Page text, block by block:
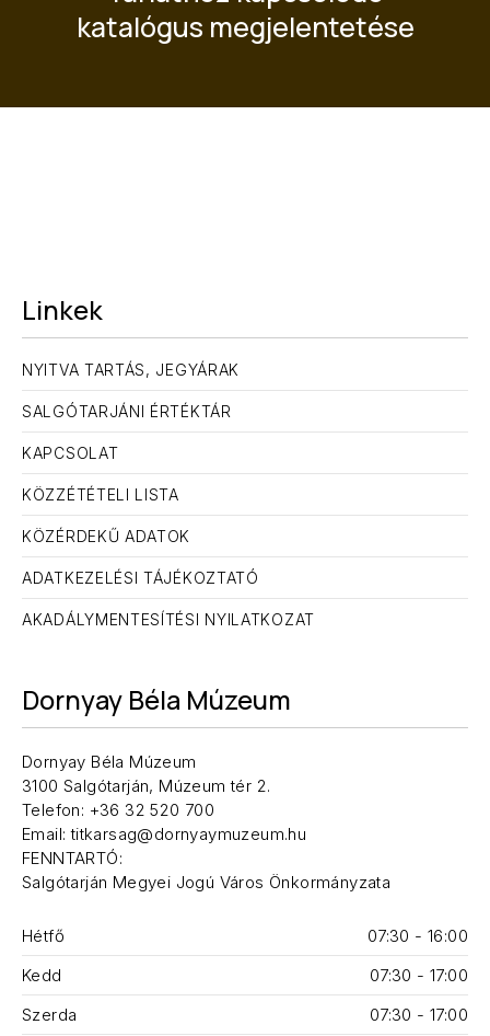
katalógus megjelentetése
Linkek
NYITVA TARTÁS, JEGYÁRAK
SALGÓTARJÁNI ÉRTÉKTÁR
KAPCSOLAT
KÖZZÉTÉTELI LISTA
KÖZÉRDEKŰ ADATOK
ADATKEZELÉSI TÁJÉKOZTATÓ
AKADÁLYMENTESÍTÉSI NYILATKOZAT
Dornyay Béla Múzeum
Dornyay Béla Múzeum
3100 Salgótarján, Múzeum tér 2.
Telefon: +36 32 520 700
Email: titkarsag@dornyaymuzeum.hu
FENNTARTÓ:
Salgótarján Megyei Jogú Város Önkormányzata
Hétfő
07:30 - 16:00
Kedd
07:30 - 17:00
Szerda
07:30 - 17:00